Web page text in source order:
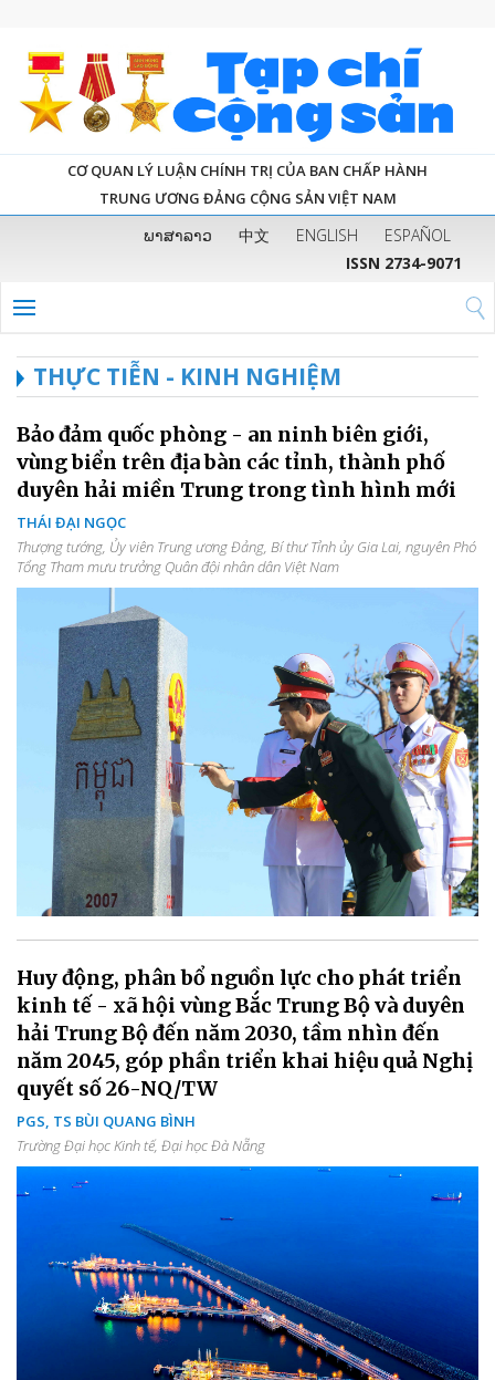
CƠ QUAN LÝ LUẬN CHÍNH TRỊ CỦA BAN CHẤP HÀNH
TRUNG ƯƠNG ĐẢNG CỘNG SẢN VIỆT NAM
ພາສາລາວ 中文 ENGLISH
ESPAÑOL
ISSN 2734-9071
THỰC TIỄN - KINH NGHIỆM
Bảo đảm quốc phòng - an ninh biên giới,
vùng biển trên địa bàn các tỉnh, thành phố
duyên hải miền Trung trong tình hình mới
THÁI ĐẠI NGỌC
Thượng tướng, Ủy viên Trung ương Đảng, Bí thư Tỉnh ủy Gia Lai, nguyên Phó
Tổng Tham mưu trưởng Quân đội nhân dân Việt Nam
Huy động, phân bổ nguồn lực cho phát triển
kinh tế - xã hội vùng Bắc Trung Bộ và duyên
hải Trung Bộ đến năm 2030, tầm nhìn đến
năm 2045, góp phần triển khai hiệu quả Nghị
quyết số 26-NQ/TW
PGS, TS BÙI QUANG BÌNH
Trường Đại học Kinh tế, Đại học Đà Nẵng